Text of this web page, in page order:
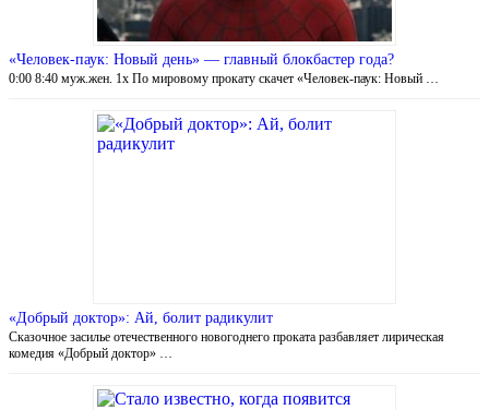
«Человек-паук: Новый день» — главный блокбастер года?
0:00 8:40 муж.жен. 1x По мировому прокату скачет «Человек-паук: Новый …
«Добрый доктор»: Ай, болит радикулит
Сказочное засилье отечественного новогоднего проката разбавляет лирическая
комедия «Добрый доктор» …